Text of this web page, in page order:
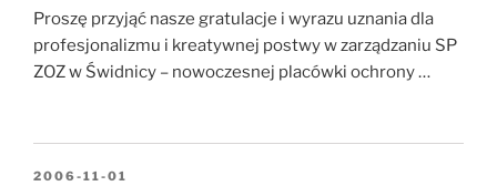
Proszę przyjąć nasze gratulacje i wyrazu uznania dla
profesjonalizmu i kreatywnej postwy w zarządzaniu SP
ZOZ w Świdnicy – nowoczesnej placówki ochrony …
OPUBLIKOWANE
2006-11-01